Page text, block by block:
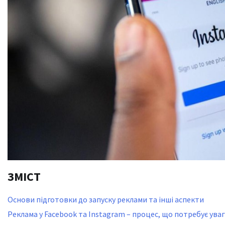
ЗМІСТ
Основи підготовки до запуску реклами та інші аспекти
Реклама у Facebook та Instagram – процес, що потребує